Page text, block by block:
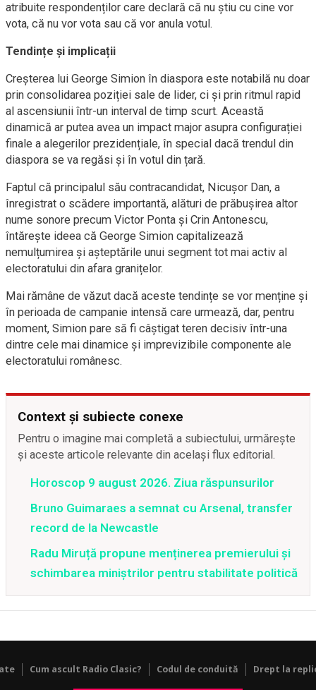
atribuite respondenților care declară că nu știu cu cine vor
vota, că nu vor vota sau că vor anula votul.
Tendințe și implicații
Creșterea lui George Simion în diaspora este notabilă nu doar
prin consolidarea poziției sale de lider, ci și prin ritmul rapid
al ascensiunii într-un interval de timp scurt. Această
dinamică ar putea avea un impact major asupra configurației
finale a alegerilor prezidențiale, în special dacă trendul din
diaspora se va regăsi și în votul din țară.
Faptul că principalul său contracandidat, Nicușor Dan, a
înregistrat o scădere importantă, alături de prăbușirea altor
nume sonore precum Victor Ponta și Crin Antonescu,
întărește ideea că George Simion capitalizează
nemulțumirea și așteptările unui segment tot mai activ al
electoratului din afara granițelor.
Mai rămâne de văzut dacă aceste tendințe se vor menține și
în perioada de campanie intensă care urmează, dar, pentru
moment, Simion pare să fi câștigat teren decisiv într-una
dintre cele mai dinamice și imprevizibile componente ale
electoratului românesc.
Context și subiecte conexe
Pentru o imagine mai completă a subiectului, urmărește
și aceste articole relevante din același flux editorial.
Horoscop 9 august 2026. Ziua răspunsurilor
Bruno Guimaraes a semnat cu Arsenal, transfer
record de la Newcastle
Radu Miruță propune menținerea premierului și
schimbarea miniștrilor pentru stabilitate politică
Cum ascult Radio Clasic? Codul de conduită Drept la